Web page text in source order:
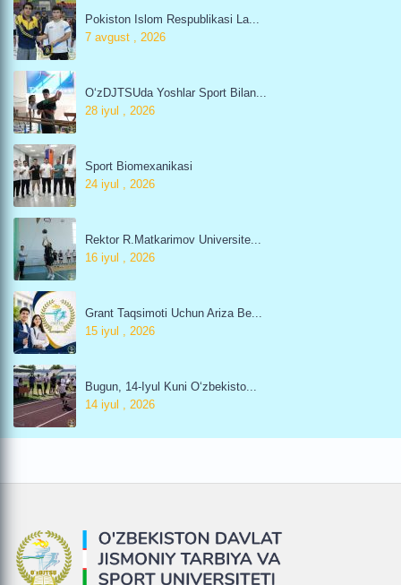
Pokiston Islom Respublikasi La...
7 avgust , 2026
O‘zDJTSUda Yoshlar Sport Bilan...
28 iyul , 2026
Sport Biomexanikasi
24 iyul , 2026
Rektor R.Matkarimov Universite...
16 iyul , 2026
Grant Taqsimoti Uchun Ariza Be...
15 iyul , 2026
Bugun, 14-Iyul Kuni O‘zbekisto...
14 iyul , 2026